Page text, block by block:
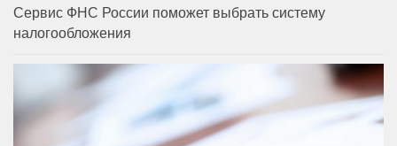
Сервис ФНС России поможет выбрать систему
налогообложения